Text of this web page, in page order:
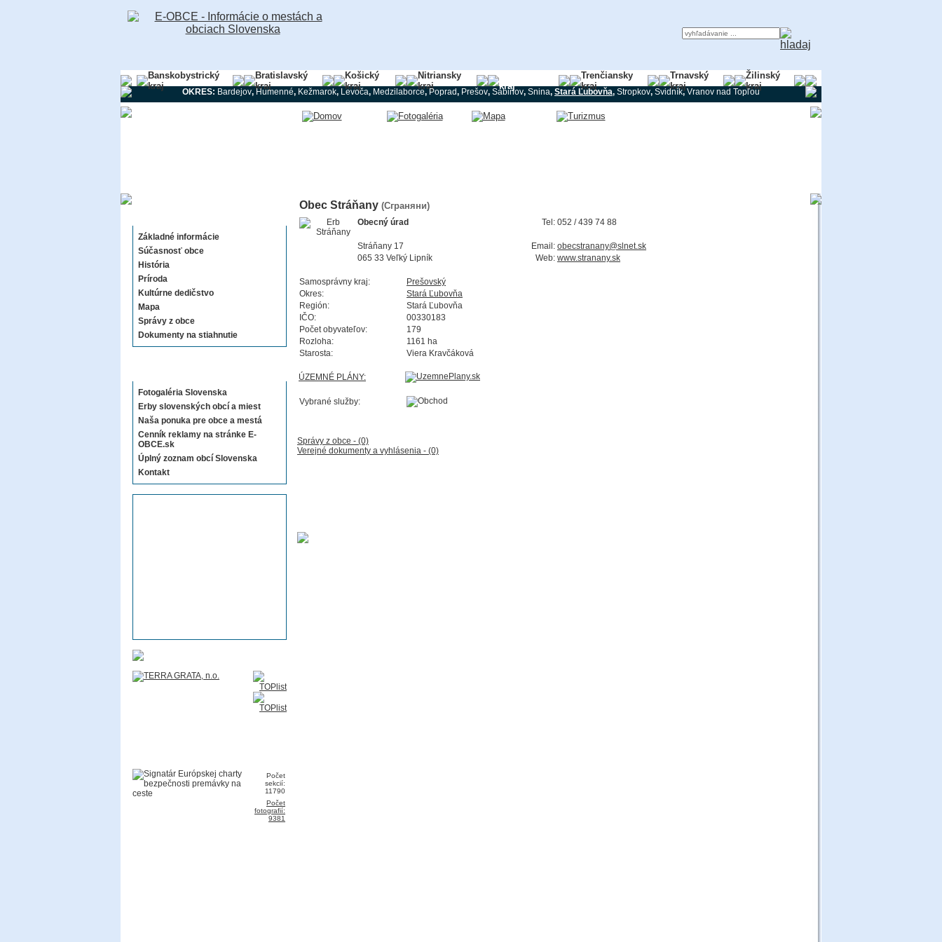
Banskobystrický
kraj
Bratislavský
kraj
Košický
kraj
Nitriansky
kraj
kraj
Trenčiansky
kraj
Trnavský
kraj
Žilinský
kraj
OKRES: Bardejov, Humenné, Kežmarok, Levoča, Medzilaborce,Poprad, Prešov, Sabinov, Snina, Stará Ľubovňa, Stropkov, Svidník,Vranov nad Topľou
Základné informácie
Súčasnosť obce
História
Príroda
Kultúrne dedičstvo
Mapa
Správy z obce
Dokumenty na stiahnutie
Fotogaléria Slovenska
Erby slovenských obcí a miest
Naša ponuka pre obce a mestá
Cenník reklamy na stránke E-
OBCE.sk
Úplný zoznam obcí Slovenska
Kontakt
Počet
sekcií:
11790
Počet
fotografií:
9381
Obec Stráňany (Сграняни)
Obecný úrad Tel: 052 / 439 74 88
Stráňany 17 Email: obecstranany@slnet.sk
065 33 Veľký Lipník
Web: www.stranany.sk
Samosprávny kraj:
Prešovský
Okres:
Stará Ľubovňa
Región:
Stará Ľubovňa
IČO:
00330183
Počet obyvateľov:
179
Rozloha:
1161 ha
Starosta:
Viera Kravčáková
ÚZEMNÉ PLÁNY:
Vybrané služby:
Správy z obce - (0)
Verejné dokumenty a vyhlásenia - (0)